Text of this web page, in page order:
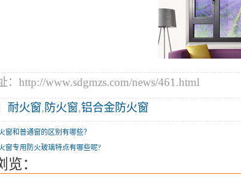
：http://www.sdgmzs.com/news/461.html
耐火窗, 防火窗,铝合金防火窗
窗和普通窗的区别有哪些？
窗专用防火玻璃特点有哪些呢?
览：